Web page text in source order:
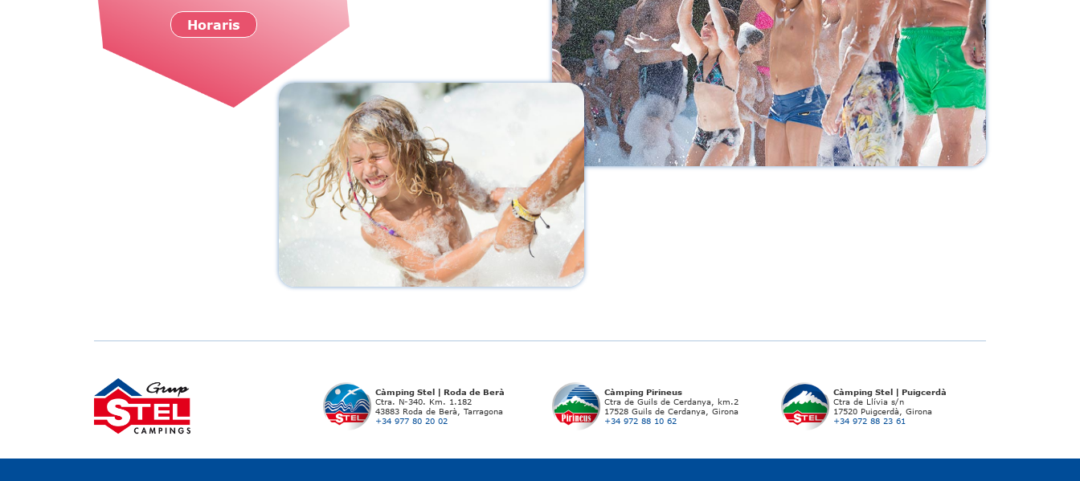
Horaris
Càmping Stel | Roda de Berà
Ctra. N-340. Km. 1.182
43883 Roda de Berà, Tarragona
+34 977 80 20 02
Càmping Pirineus
Ctra de Guils de Cerdanya, km.2
17528 Guils de Cerdanya, Girona
+34 972 88 10 62
Càmping Stel | Puigcerdà
Ctra de Llívia s/n
17520 Puigcerdà, Girona
+34 972 88 23 61